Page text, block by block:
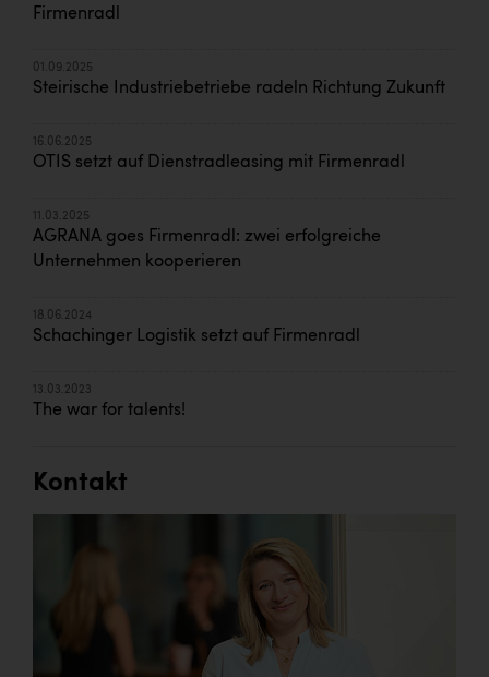
Firmenradl
01.09.2025
Steirische Industriebetriebe radeln Richtung Zukunft
16.06.2025
OTIS setzt auf Dienstradleasing mit Firmenradl
11.03.2025
AGRANA goes Firmenradl: zwei erfolgreiche
Unternehmen kooperieren
18.06.2024
Schachinger Logistik setzt auf Firmenradl
13.03.2023
The war for talents!
Kontakt